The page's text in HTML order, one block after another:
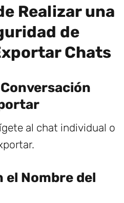
Realizar una
de
Chats
al chat individual o
el Nombre del